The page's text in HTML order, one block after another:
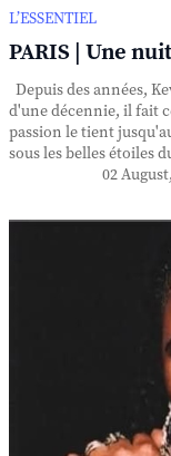
L’ESSENTIEL
PARIS | Une
Depuis des années,
d'une décennie, il fait
passion le tient
sous les belles étoiles
02